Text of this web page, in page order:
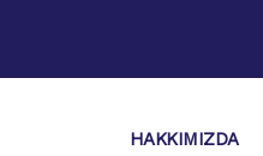
HAKKIMIZDA